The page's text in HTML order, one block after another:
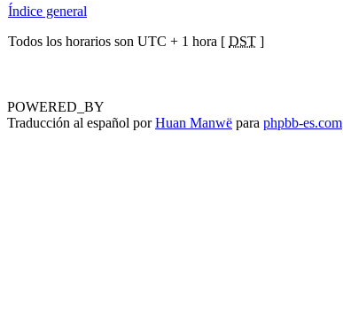
Índice general
Todos los horarios son UTC + 1 hora [ DST ]
POWERED_BY
Traducción al español porHuan Manwë para phpbb-es.com